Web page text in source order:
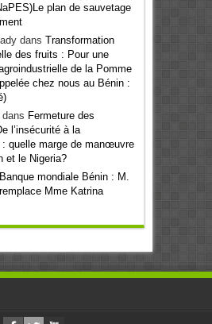
plan de sauvetage
dans Transformation
des fruits : Pour une
de la Pomme
chez nous au Bénin :
Fermeture des
l’insécurité à la
: quelle marge de manœuvre
et le Nigeria?
Banque mondiale Bénin : M.
Mme Katrina